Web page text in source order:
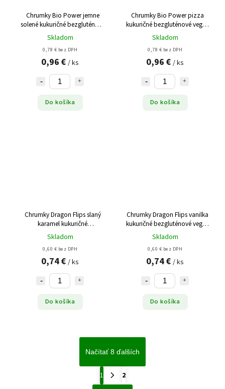
Chrumky Bio Power jemne
solené kukuričné bezgluténové
vegan BIO 55g
Skladom
0,78 € bez DPH
0,96 € / ks
Do košíka
Chrumky Bio Power pizza
kukuričné bezgluténové vegan
BIO 55g
Skladom
0,78 € bez DPH
0,96 € / ks
Do košíka
Chrumky Dragon Flips slaný
karamel kukuričné
bezgluténové vegan BIO 25g
Skladom
0,60 € bez DPH
0,74 € / ks
Do košíka
Chrumky Dragon Flips vanilka
kukuričné bezgluténové vegan
BIO 25g
Skladom
0,60 € bez DPH
0,74 € / ks
Do košíka
Načítať 8 ďalších
1
2